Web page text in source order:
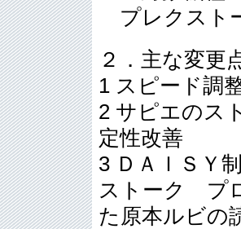
プレクスト
２．主な変更
1 スピード調
2 サピエのス
定性改善
3 ＤＡＩＳＹ
ストーク プ
た原本ルビの